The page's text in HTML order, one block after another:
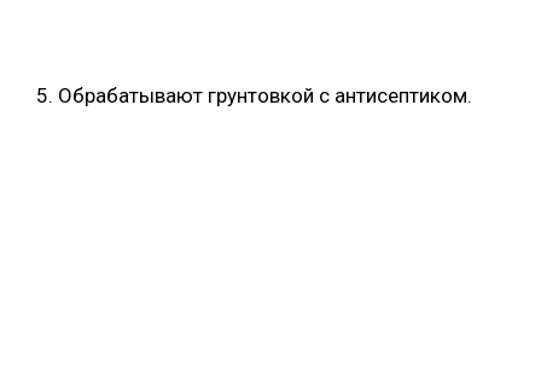
Обрабатывают грунтовкой с антисептиком.